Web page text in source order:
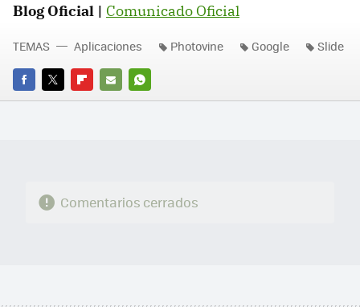
Blog Oficial | Comunicado Oficial
FACEBOOK
TWITTERFLIPBOARD
E-
WHATSAPP
TEMAS Aplicaciones Photovine Google Slide
Comentarios cerrados